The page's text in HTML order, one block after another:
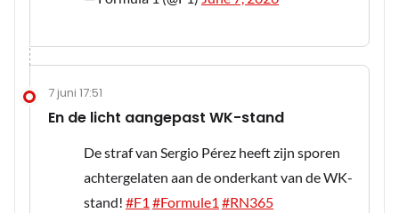
7 juni 17:51
En de licht aangepast WK-stand
De straf van Sergio Pérez heeft zijn sporen
achtergelaten aan de onderkant van de WK-
stand! #F1 #Formule1 #RN365